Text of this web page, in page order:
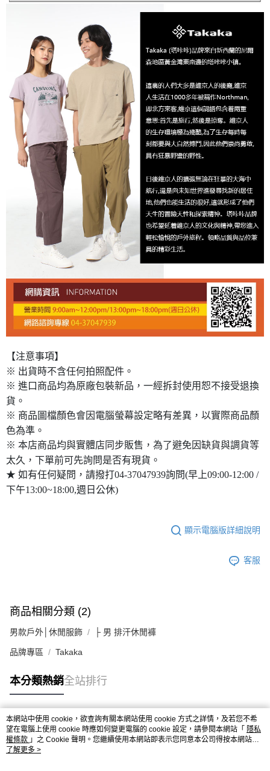
【注意事項】
※ 出貨時不含任何拍照配件。
※ 進口商品均為原廠包裝新品，一經拆封使用恕不接受退換
貨。
※ 商品圖檔顏色會因電腦螢幕設定略有差異，以實際商品顏
色為準。
※ 本店商品均與實體店同步販售，為了避免因缺貨與調貨等
太久，下單前可先詢問是否有現貨。
★ 如有任何疑問，請撥打04-37047939詢問(早上09:00-12:00 /
下午13:00~18:00,週日公休)
顯示電腦版詳細說明
客服
商品相關分類 (2)
男款戶外│休閒服飾 ├ 男 排汗休閒褲
品牌專區 Takaka
本分類熱銷全站排行
熱門標籤
本網站中使用 cookie，欲查詢有關本網站使用 cookie 方式之詳情，及若您不希
望在電腦上使用 cookie 時應如何變更電腦的 cookie 設定，請參閱本網站「 隱私
權條款 」之 Cookie 聲明。您繼續使用本網站即表示您同意本公司得按本網站使
用條款之 Cookie 聲明使用 cookie。
了解更多 >